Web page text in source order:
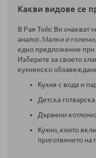
Какви видове се
В Рая Тойс Ви очакват
аналог. Малки и
едно предложение при
Изберете за своето
кухненско
Кухня с вода и
Детска
Дървени котлони;
Кухни, които
приготвянето